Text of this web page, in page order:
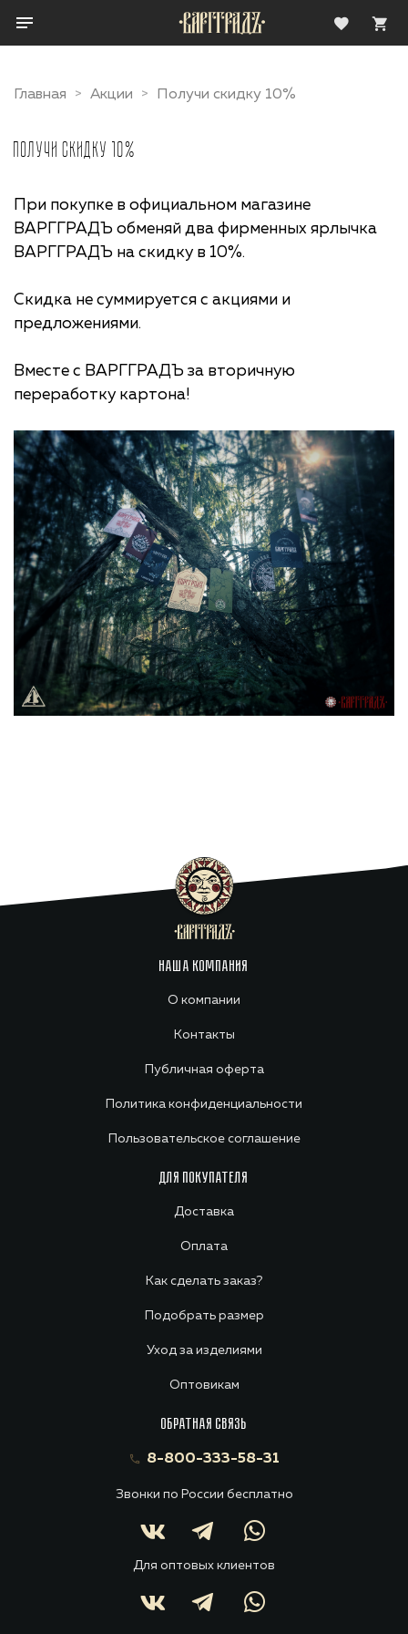
Главная Акции Получи скидку 10%
Получи скидку 10%
При покупке в официальном магазине
ВАРГГРАДЪ обменяй два фирменных ярлычка
ВАРГГРАДЪ на скидку в 10%.
Скидка не суммируется с акциями и
предложениями.
Вместе с ВАРГГРАДЪ за вторичную
переработку картона!
НАША КОМПАНИЯ
О компании
Контакты
Публичная оферта
Политика конфиденциальности
Пользовательское соглашение
ДЛЯ ПОКУПАТЕЛЯ
Доставка
Оплата
Как сделать заказ?
Подобрать размер
Уход за изделиями
Оптовикам
ОБРАТНАЯ СВЯЗЬ
8-800-333-58-31
Звонки по России бесплатно
Для оптовых клиентов